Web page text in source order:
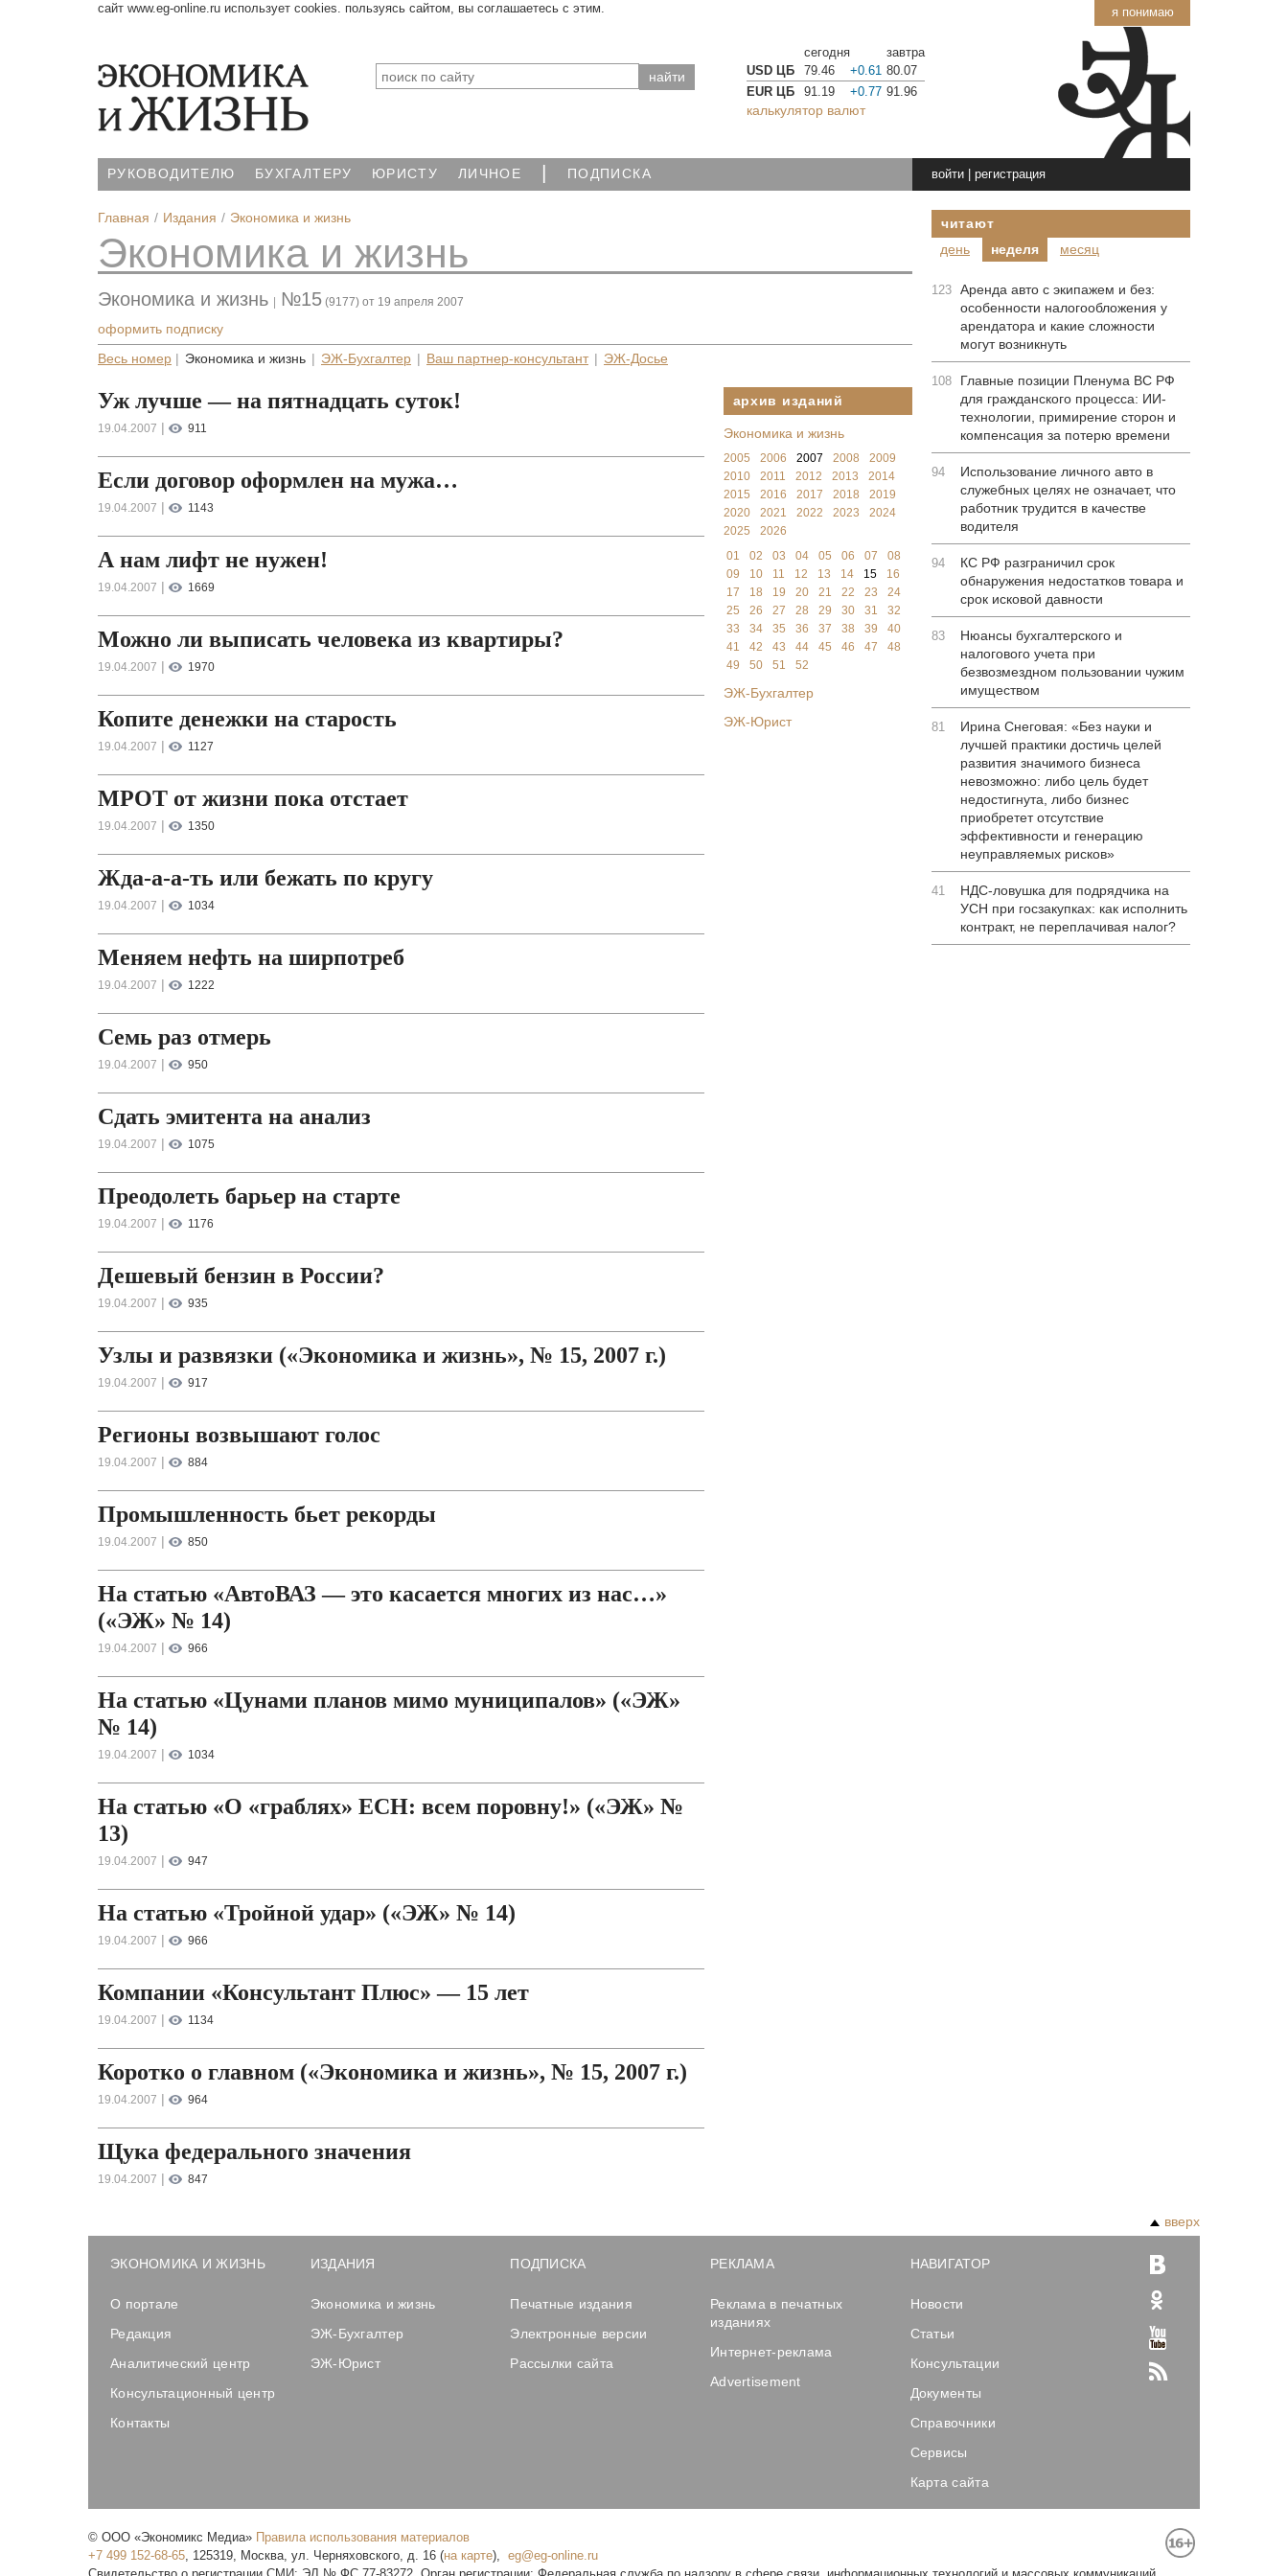
я понимаю
сайт www.eg-online.ru использует cookies. пользуясь сайтом, вы соглашаетесь с этим.
сегодня
завтра
USD ЦБ
79.46 +0.61 80.07
EUR ЦБ
91.19 +0.77 91.96
калькулятор валют
РУКОВОДИТЕЛЮ БУХГАЛТЕРУ ЮРИСТУ ЛИЧНОЕ | ПОДПИСКА войти| регистрация
Главная Издания Экономика и жизнь
Экономика и жизнь
Экономика и жизнь №15 (9177) от 19 апреля 2007
оформить подписку
Весь номер Экономика и жизнь ЭЖ-Бухгалтер Ваш партнер-консультант ЭЖ-Досье
Уж лучше — на пятнадцать суток!
19.04.2007 | 911
Если договор оформлен на мужа…
19.04.2007 | 1143
А нам лифт не нужен!
19.04.2007 | 1669
Можно ли выписать человека из квартиры?
19.04.2007 | 1970
Копите денежки на старость
19.04.2007 | 1127
МРОТ от жизни пока отстает
19.04.2007 | 1350
Жда-а-а-ть или бежать по кругу
19.04.2007 | 1034
Меняем нефть на ширпотреб
19.04.2007 | 1222
Семь раз отмерь
19.04.2007 | 950
Сдать эмитента на анализ
19.04.2007 | 1075
Преодолеть барьер на старте
19.04.2007 | 1176
Дешевый бензин в России?
19.04.2007 | 935
Узлы и развязки («Экономика и жизнь», № 15, 2007 г.)
19.04.2007 | 917
Регионы возвышают голос
19.04.2007 | 884
Промышленность бьет рекорды
19.04.2007 | 850
На статью «АвтоВАЗ — это касается многих из нас…»
(«ЭЖ» № 14)
19.04.2007 | 966
На статью «Цунами планов мимо муниципалов» («ЭЖ»
№ 14)
19.04.2007 | 1034
На статью «О «граблях» ЕСН: всем поровну!» («ЭЖ» №
13)
19.04.2007 | 947
На статью «Тройной удар» («ЭЖ» № 14)
19.04.2007 | 966
Компании «Консультант Плюс» — 15 лет
19.04.2007 | 1134
Коротко о главном («Экономика и жизнь», № 15, 2007 г.)
19.04.2007 | 964
Щука федерального значения
19.04.2007 | 847
архив изданий
Экономика и жизнь
2005 2006 2007 2008
2009
2010
2011 2012 2013
2014
2015
2016 2017 2018
2019
2020
2021 2022 2023
2024
2025
2026
01
02 03 04 05 06 07
08
09
10 11 12 13 14 15
16
17
18 19 20 21 22 23
24
25
26 27 28 29 30 31
32
33
34 35 36 37 38 39
40
41
42 43 44 45 46 47
48
49
50 51 52
ЭЖ-Бухгалтер
ЭЖ-Юрист
читают
день
неделя месяц
123 Аренда авто с экипажем и без:
особенности налогообложения у
арендатора и какие сложности
могут возникнуть
108
Главные позиции Пленума ВС РФ
для гражданского процесса: ИИ-
технологии, примирение сторон и
компенсация за потерю времени
94
Использование личного авто в
служебных целях не означает, что
работник трудится в качестве
водителя
94
КС РФ разграничил срок
обнаружения недостатков товара и
срок исковой давности
83
Нюансы бухгалтерского и
налогового учета при
безвозмездном пользовании чужим
имуществом
81
Ирина Снеговая: «Без науки и
лучшей практики достичь целей
развития значимого бизнеса
невозможно: либо цель будет
недостигнута, либо бизнес
приобретет отсутствие
эффективности и генерацию
неуправляемых рисков»
41
НДС-ловушка для подрядчика на
УСН при госзакупках: как исполнить
контракт, не переплачивая налог?
вверх
ЭКОНОМИКА И ЖИЗНЬ
О портале
Редакция
Аналитический центр
Консультационный центр
Контакты
ИЗДАНИЯ
Экономика и жизнь
ЭЖ-Бухгалтер
ЭЖ-Юрист
ПОДПИСКА
Печатные издания
Электронные версии
Рассылки сайта
РЕКЛАМА
Реклама в печатных
изданиях
Интернет-реклама
Advertisement
НАВИГАТОР
Новости
Статьи
Консультации
Документы
Справочники
Сервисы
Карта сайта
© ООО «Экономикс Медиа» Правила использования материалов
+7 499 152-68-65, 125319, Москва, ул. Черняховского, д. 16 (на карте),